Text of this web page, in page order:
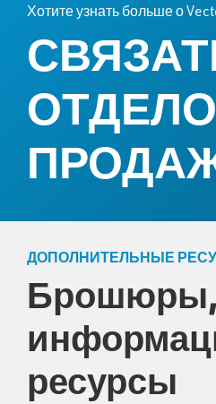
Хотите узнать больше о
ДОПОЛНИТЕЛЬНЫЕ
Брошюры,
ресурсы